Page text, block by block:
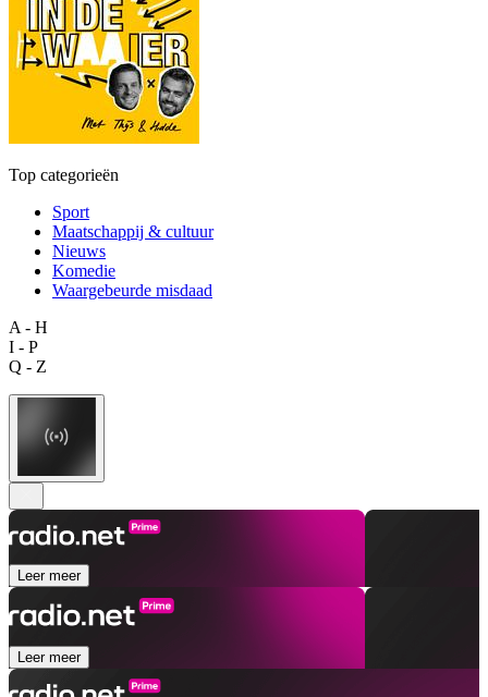
Top categorieën
Sport
Maatschappij & cultuur
Nieuws
Komedie
Waargebeurde misdaad
A - H
I - P
Q - Z
Leer meer
Leer meer